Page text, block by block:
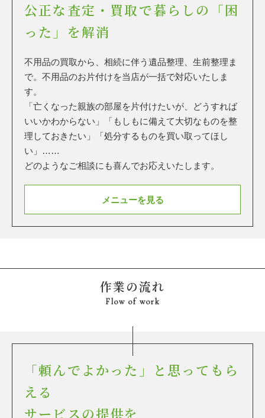
公正な査定・買取で暮らしの「困
った」を解消
不用品の買取から、相続に伴う遺品整理、生前整理ま
で。不用品のお片付けを当店が一括で対応いたしま
す。
「亡くなった親族の部屋を片付けたいが、どうすれば
いいかわからない」
「もしもに備えて大切なものを整
理しておきたい」「処分するものを買い取ってほし
い」……
どのようなご相談にも喜んでお応えいたします。
メニューを見る
作業の流れ
Flow of work
「頼んでよかった」と思ってもら
える
サービスの提供を